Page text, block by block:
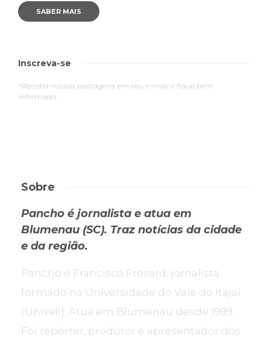
SABER MAIS
Inscreva-se
*Receba nossas postagens em seu e-mail e fique bem
informado.
Sobre
Pancho é jornalista e atua em
Blumenau (SC). Traz notícias da cidade
e da região.
Pancho é Francisco Fresard, jornalista
formado na Universidade do Vale do Itajaí
(Univali). Atua em Blumenau desde 1999.
Foi repórter, produtor e apresentador dos